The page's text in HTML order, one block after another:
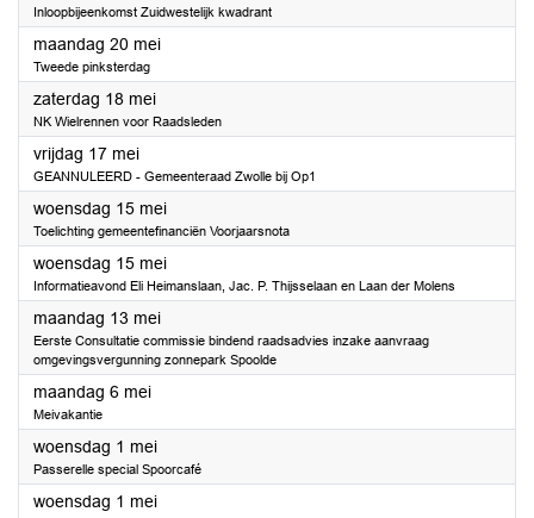
Inloopbijeenkomst Zuidwestelijk kwadrant
maandag 20 mei2024
Tweede pinksterdag
zaterdag 18 mei2024
NK Wielrennen voor Raadsleden
vrijdag 17 mei2024
GEANNULEERD - Gemeenteraad Zwolle bij Op1
woensdag 15 mei2024
Toelichting gemeentefinanciën Voorjaarsnota
woensdag 15 mei2024
Informatieavond Eli Heimanslaan, Jac. P. Thijsselaan en Laan der Molens
maandag 13 mei2024
Eerste Consultatie commissie bindend raadsadvies inzake aanvraag
omgevingsvergunning zonnepark Spoolde
maandag 6 mei2024
Meivakantie
woensdag 1 mei2024
Passerelle special Spoorcafé
woensdag 1 mei2024